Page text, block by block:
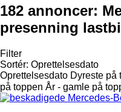
182 annoncer:
presenning
Filter
Sortér: Oprettelsesdato
Oprettelsesdato Dyreste på
på toppen År - gamle på